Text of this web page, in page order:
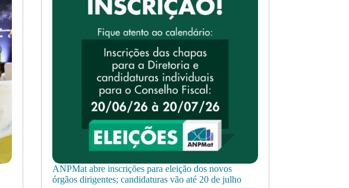
ANPMat abre inscrições para eleição dos novos
órgãos dirigentes; candidaturas vão até 20 de julho